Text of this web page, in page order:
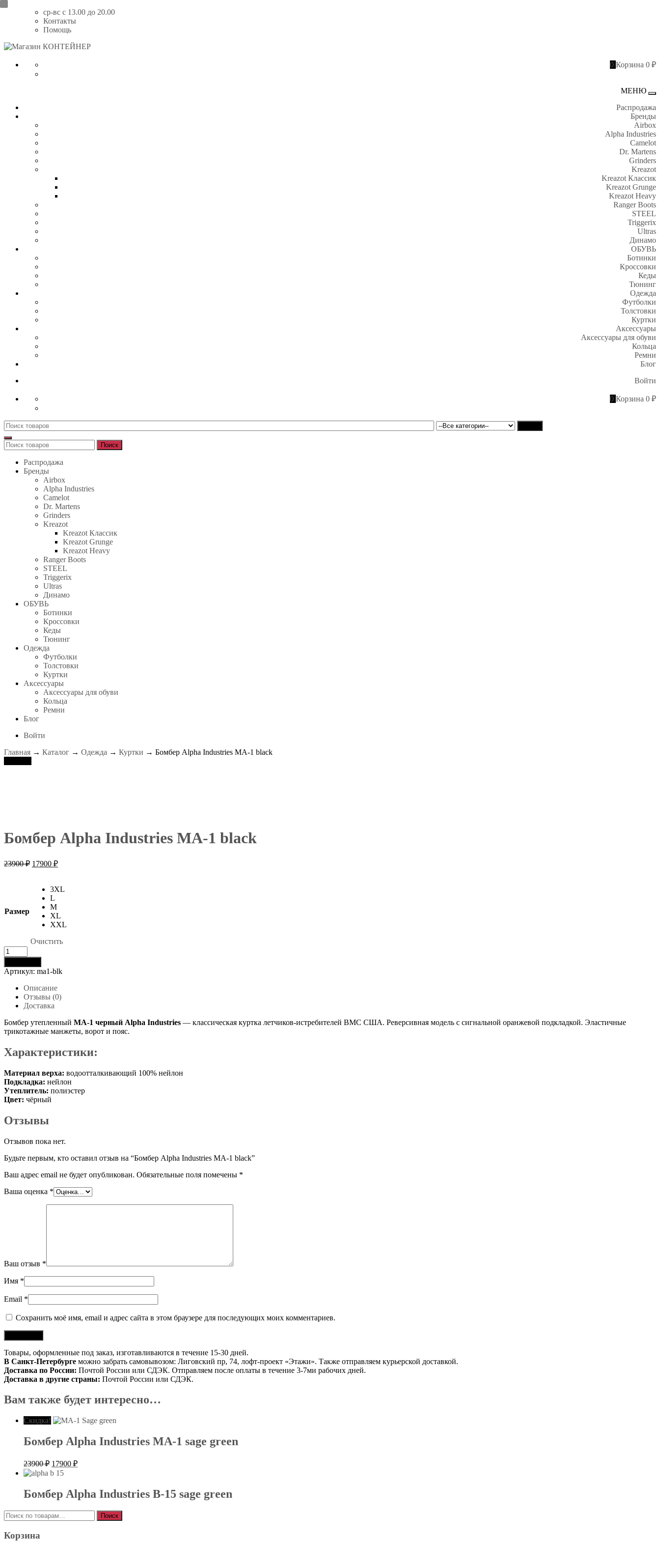
содержимому
ср-вс с 13.00 до 20.00
Контакты
Помощь
КОНТЕЙНЕР
0 Корзина 0 ₽
МЕНЮ
Распродажа
Бренды
Airbox
Alpha Industries
Camelot
Dr. Martens
Grinders
Kreazot
Kreazot Классик
Kreazot Grunge
Kreazot Heavy
Ranger Boots
STEEL
Triggerix
Ultras
Динамо
ОБУВЬ
Ботинки
Кроссовки
Кеды
Тюнинг
Одежда
Футболки
Толстовки
Куртки
Аксессуары
Аксессуары для обуви
Кольца
Ремни
Блог
Войти
0 Корзина 0 ₽
Поиск
для:
Поиск
для:
Поиск
Распродажа
Бренды
Airbox
Alpha Industries
Camelot
Dr. Martens
Grinders
Kreazot
Kreazot Классик
Kreazot Grunge
Kreazot Heavy
Ranger Boots
STEEL
Triggerix
Ultras
Динамо
ОБУВЬ
Ботинки
Кроссовки
Кеды
Тюнинг
Одежда
Футболки
Толстовки
Куртки
Аксессуары
Аксессуары для обуви
Кольца
Ремни
Блог
Войти
Главная → Каталог → Одежда → Куртки → Бомбер Alpha Industries MA-1 black
Бомбер Alpha Industries MA-1 black
23900₽ Первоначальная
23900 ₽.
17900 ₽Текущая
Размер
3XL
L
M
XL
XXL
Очистить
Количество
товара
Бомбер
Alpha
Industries
MA-
Артикул: ma1-blk
Описание
Отзывы (0)
Доставка
Бомбер утепленный MA-1 черный Alpha Industries — классическая куртка летчиков-истребителей ВМС США. Реверсивная модель с сигнальной оранжевой подкладкой. Эластичные
трикотажные манжеты, ворот и пояс.
Характеристики:
Материал верха: водоотталкивающий 100% нейлон
Подкладка: нейлон
Утеплитель: полиэстер
Цвет: чёрный
Отзывы
Отзывов пока нет.
Будьте первым, кто оставил отзыв на “Бомбер Alpha Industries MA-1 black”
Ваш адрес email не будет опубликован. Обязательные поля помечены *
Ваша оценка *
Ваш отзыв *
Имя *
Email *
Сохранить моё имя, email и адрес сайта в этом браузере для последующих моих комментариев.
Товары, оформленные под заказ, изготавливаются в течение 15-30 дней.
В Санкт-Петербурге можно забрать самовывозом: Лиговский пр, 74, лофт-проект «Этажи». Также отправляем курьерской доставкой.
Доставка по России: Почтой России или СДЭК. Отправляем после оплаты в течение 3-7ми рабочих дней.
Доставка в другие страны: Почтой России или СДЭК.
Вам также будет интересно…
Скидка!
Бомбер Alpha Industries MA-1 sage green
23900₽ Первоначальная
цена
23900 ₽.
17900 ₽Текущая
Бомбер Alpha Industries B-15 sage green
Искать: Поиск
Корзина